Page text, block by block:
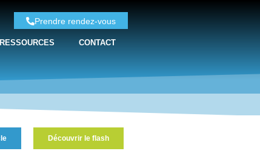
Prendre rendez-vous
RESSOURCES CONTACT
Découvrir le flash